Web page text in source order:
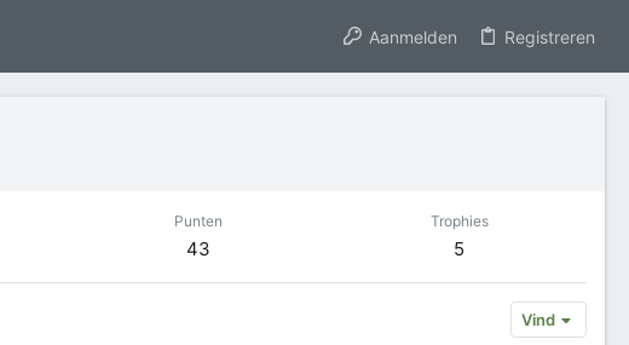
Aanmelden Registreren
Punten
43
Trophies
5
Vind